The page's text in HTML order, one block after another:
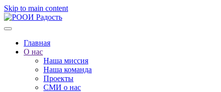
Skip to main content
Главная
О нас
Наша миссия
Наша команда
Проекты
СМИ о нас